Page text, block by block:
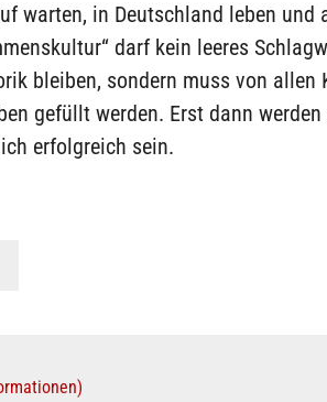
warten, in Deutschland leben und
darf kein leeres
bleiben, sondern muss von allen
gefüllt werden. Erst dann
erfolgreich sein.